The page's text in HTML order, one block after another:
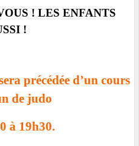
! LES ENFANTS
!
précédée d’un cours
de judo
à 19h30.